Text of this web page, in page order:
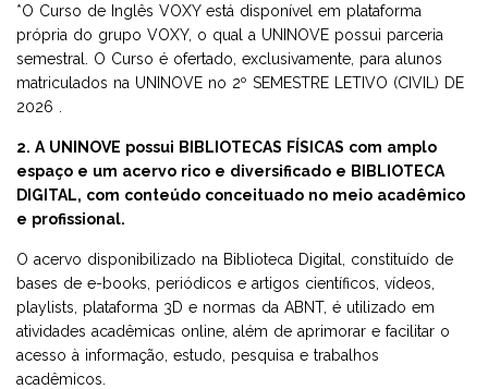
*O Curso de Inglês VOXY está disponível em plataforma
própria do grupo VOXY, o qual a UNINOVE possui parceria
semestral. O Curso é ofertado, exclusivamente, para alunos
matriculados na UNINOVE no 2º SEMESTRE LETIVO (CIVIL) DE
2026 .
2. A UNINOVE possui BIBLIOTECAS FÍSICAS com amplo
espaço e um acervo rico e diversificado e BIBLIOTECA
DIGITAL, com conteúdo conceituado no meio acadêmico
e profissional.
O acervo disponibilizado na Biblioteca Digital, constituído de
bases de e-books, periódicos e artigos científicos, vídeos,
playlists, plataforma 3D e normas da ABNT, é utilizado em
atividades acadêmicas online, além de aprimorar e facilitar o
acesso à informação, estudo, pesquisa e trabalhos
acadêmicos.